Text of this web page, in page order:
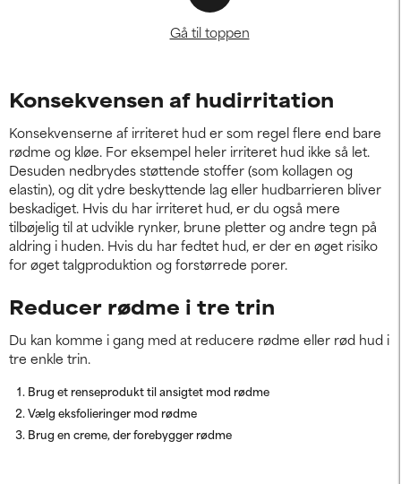
Gå til toppen
Konsekvensen af hudirritation
Konsekvenserne af irriteret hud er som regel flere end bare
rødme og kløe. For eksempel heler irriteret hud ikke så let.
Desuden nedbrydes støttende stoffer (som kollagen og
elastin), og dit ydre beskyttende lag eller hudbarrieren bliver
beskadiget. Hvis du har irriteret hud, er du også mere
tilbøjelig til at udvikle rynker, brune pletter og andre tegn på
aldring i huden. Hvis du har fedtet hud, er der en øget risiko
for øget talgproduktion og forstørrede porer.
Reducer rødme i tre trin
Du kan komme i gang med at reducere rødme eller rød hud i
tre enkle trin.
Brug et renseprodukt til ansigtet mod rødme
Vælg eksfolieringer mod rødme
Brug en creme, der forebygger rødme